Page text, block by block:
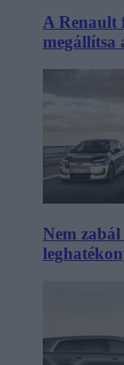
A Renault
megállítsa
Nem